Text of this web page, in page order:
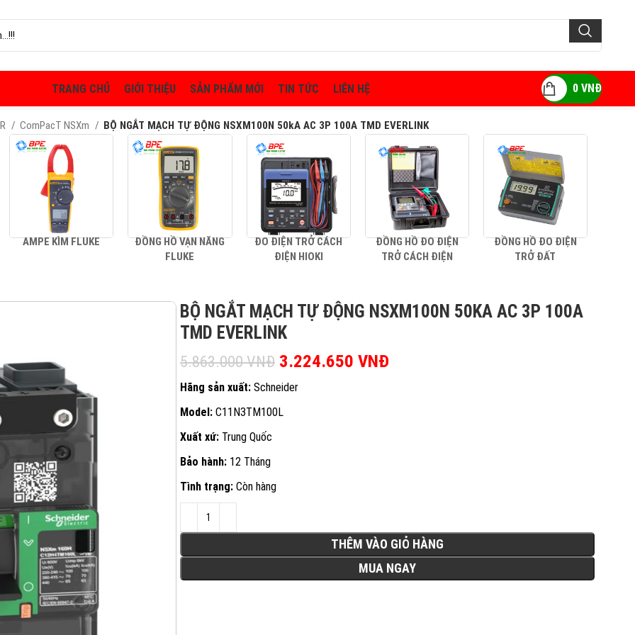
TRANG CHỦ GIỚI THIỆU SẢN PHẨM MỚI TIN TỨC LIÊN HỆ 0 VNĐ
ComPacT NSXm BỘ NGẮT MẠCH TỰ ĐỘNG NSXM100N 50kA AC 3P 100A TMD EVERLINK
AMPE KÌM FLUKE
ĐỒNG HỒ VẠN NĂNG
FLUKE
ĐO ĐIỆN TRỞ CÁCH
ĐIỆN HIOKI
ĐỒNG HỒ ĐO ĐIỆN
TRỞ CÁCH ĐIỆN
ĐỒNG HỒ ĐO ĐIỆN
TRỞ ĐẤT
BỘ NGẮT MẠCH TỰ ĐỘNG NSXM100N 50KA AC 3P 100A
TMD EVERLINK
5.863.000VNĐ Giá gốc là: 5.863.000 VNĐ.
3.224.650 VNĐ
Hãng sản xuất: Schneider
Model: C11N3TM100L
Xuất xứ: Trung Quốc
Bảo hành: 12 Tháng
Tình trạng: Còn hàng
THÊM VÀO GIỎ HÀNG
MUA NGAY